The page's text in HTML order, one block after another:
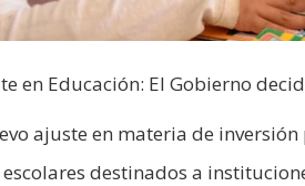
en Educación: El Gobierno
ajuste en materia de
destinados a